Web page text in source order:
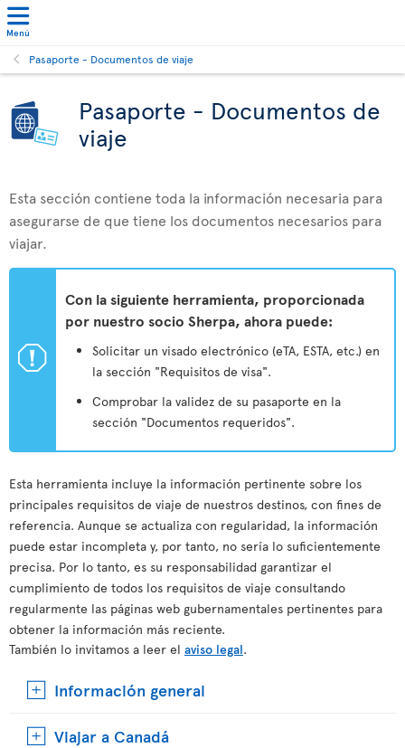
Menú
Pasaporte - Documentos de viaje
Pasaporte - Documentos de
viaje
Esta sección contiene toda la información necesaria para
asegurarse de que tiene los documentos necesarios para
viajar.
ü
Con la siguiente herramienta, proporcionada
por nuestro socio Sherpa, ahora puede:
Solicitar un visado electrónico (eTA, ESTA, etc.) en
la sección "Requisitos de visa".
Comprobar la validez de su pasaporte en la
sección "Documentos requeridos".
Esta herramienta incluye la información pertinente sobre los
principales requisitos de viaje de nuestros destinos, con fines de
referencia. Aunque se actualiza con regularidad, la información
puede estar incompleta y, por tanto, no sería lo suficientemente
precisa. Por lo tanto, es su responsabilidad garantizar el
cumplimiento de todos los requisitos de viaje consultando
regularmente las páginas web gubernamentales pertinentes para
obtener la información más reciente.
También lo invitamos a leer el aviso legal.
Información general
Viajar a Canadá